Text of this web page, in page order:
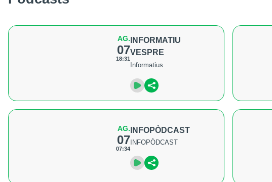
AG.
07
18:31
INFORMATIU
VESPRE
Informatius
AG.
07
07:34
INFOPÒDCAST
INFOPÒDCAST